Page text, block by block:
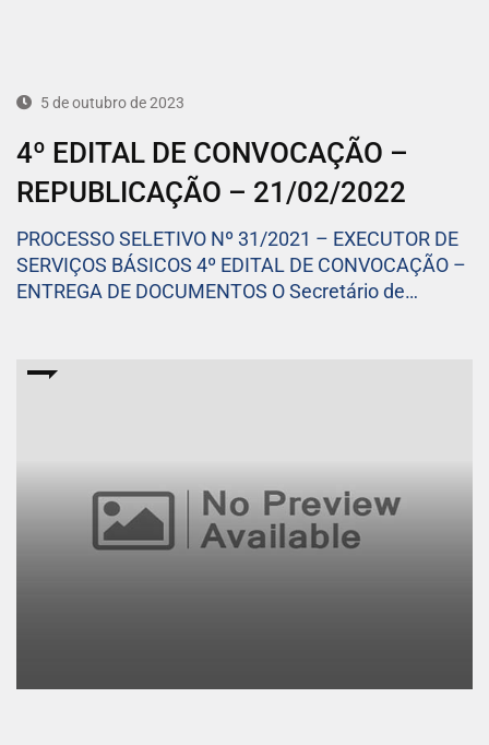
5 de outubro de 2023
4º EDITAL DE CONVOCAÇÃO –
REPUBLICAÇÃO – 21/02/2022
PROCESSO SELETIVO Nº 31/2021 – EXECUTOR DE
SERVIÇOS BÁSICOS 4º EDITAL DE CONVOCAÇÃO –
ENTREGA DE DOCUMENTOS O Secretário de…